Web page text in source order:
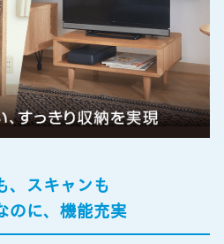
、スキャンも
のに、機能充実